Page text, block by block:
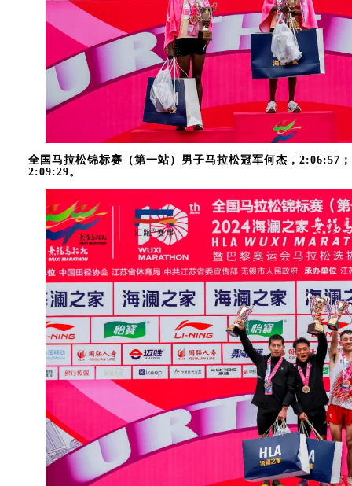
全国马拉松锦标赛（第一站）男子马拉松冠军何杰，2:06:57
2:09:29。